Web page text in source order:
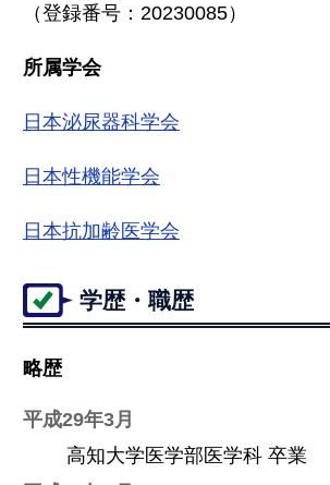
（登録番号：20230085）
所属学会
日本泌尿器科学会
日本性機能学会
日本抗加齢医学会
学歴・職歴
略歴
平成29年3月
高知大学医学部医学科 卒業